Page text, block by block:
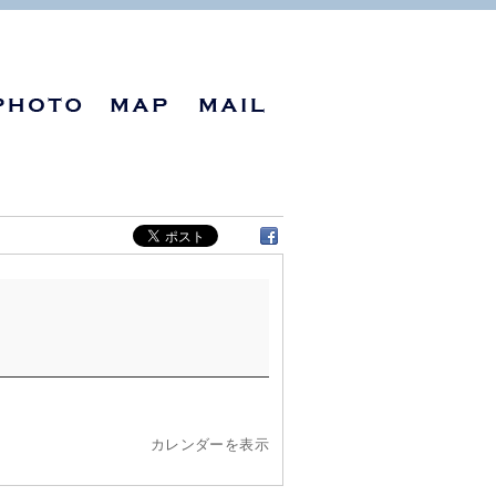
カレンダーを表示